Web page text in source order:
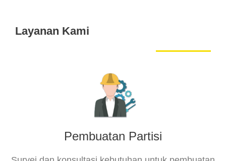
Layanan Kami
Pembuatan Partisi